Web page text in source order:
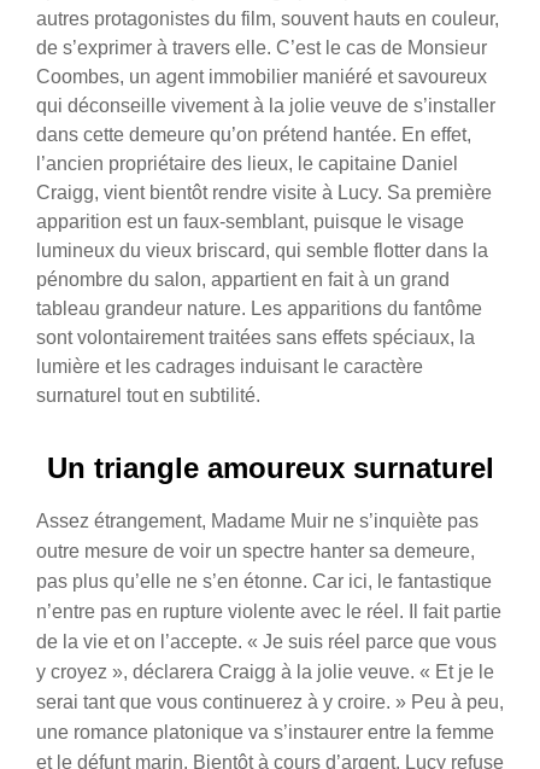
autres protagonistes du film, souvent hauts en couleur,
de s’exprimer à travers elle. C’est le cas de Monsieur
Coombes, un agent immobilier maniéré et savoureux
qui déconseille vivement à la jolie veuve de s’installer
dans cette demeure qu’on prétend hantée. En effet,
l’ancien propriétaire des lieux, le capitaine Daniel
Craigg, vient bientôt rendre visite à Lucy. Sa première
apparition est un faux-semblant, puisque le visage
lumineux du vieux briscard, qui semble flotter dans la
pénombre du salon, appartient en fait à un grand
tableau grandeur nature. Les apparitions du fantôme
sont volontairement traitées sans effets spéciaux, la
lumière et les cadrages induisant le caractère
surnaturel tout en subtilité.
Un triangle amoureux surnaturel
Assez étrangement, Madame Muir ne s’inquiète pas
outre mesure de voir un spectre hanter sa demeure,
pas plus qu’elle ne s’en étonne. Car ici, le fantastique
n’entre pas en rupture violente avec le réel. Il fait partie
de la vie et on l’accepte. « Je suis réel parce que vous
y croyez », déclarera Craigg à la jolie veuve. « Et je le
serai tant que vous continuerez à y croire. » Peu à peu,
une romance platonique va s’instaurer entre la femme
et le défunt marin. Bientôt à cours d’argent, Lucy refuse